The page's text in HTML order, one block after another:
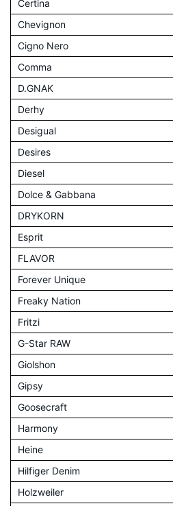
Certina
Chevignon
Cigno Nero
Comma
D.GNAK
Derhy
Desigual
Desires
Diesel
Dolce & Gabbana
DRYKORN
Esprit
FLAVOR
Forever Unique
Freaky Nation
Fritzi
G-Star RAW
Giolshon
Gipsy
Goosecraft
Harmony
Heine
Hilfiger Denim
Holzweiler